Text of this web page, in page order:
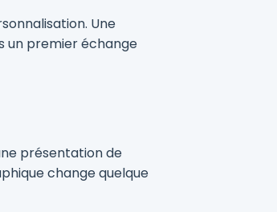
Une
un premier échange
présentation de
change quelque